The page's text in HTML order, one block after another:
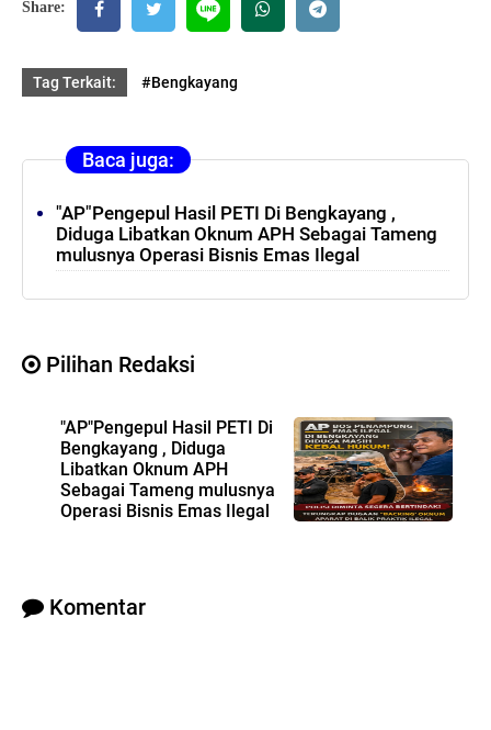
Share:
Tag Terkait: #Bengkayang
Baca juga:
"AP"Pengepul Hasil PETI Di Bengkayang ,
Diduga Libatkan Oknum APH Sebagai Tameng
mulusnya Operasi Bisnis Emas Ilegal
Pilihan Redaksi
"AP"Pengepul Hasil PETI Di
Bengkayang , Diduga
Libatkan Oknum APH
Sebagai Tameng mulusnya
Operasi Bisnis Emas Ilegal
Komentar